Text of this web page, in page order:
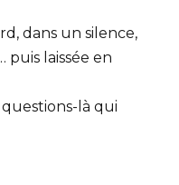
dans un silence,
puis laissée en
là qui